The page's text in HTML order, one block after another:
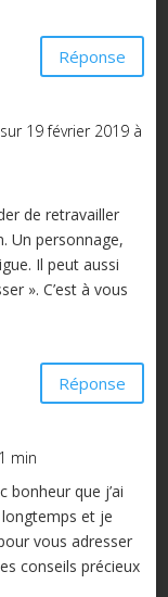
Réponse
sur 19 février 2019 à
de retravailler
Un personnage,
Il peut aussi
». C’est à vous
Réponse
min
bonheur que j’ai
et je
vous adresser
conseils précieux